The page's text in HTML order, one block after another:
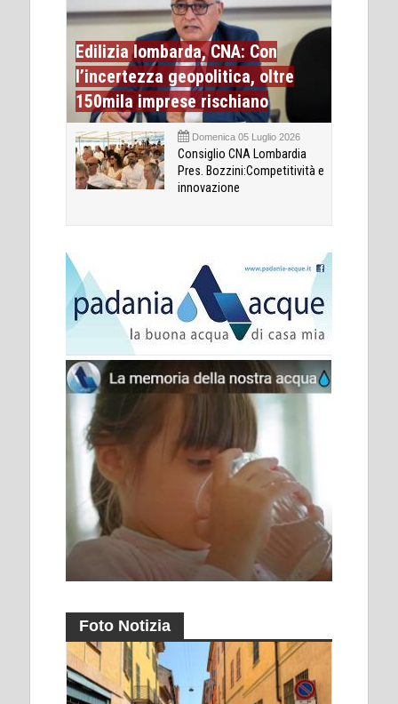
Edilizia lombarda, CNA: Con
l’incertezza geopolitica, oltre
150mila imprese rischiano
Domenica 05 Luglio 2026
Consiglio CNA Lombardia
Pres. Bozzini:Competitività e
innovazione
Foto Notizia